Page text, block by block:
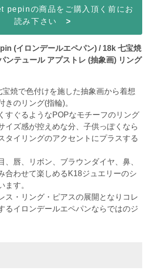
pepinの商品をご購入頂く前にお
読み下さい >
(イロンデールエペパン) / 18k 七宝焼
ンテュール アプストレ (抽象画) リング
宝焼で色付けを施した抽象画から着想
きのリング(指輪)。
すぐるようなPOPなモチーフのリング
イズ感が控えめな分、子供っぽくなら
タイリングのアクセントにプラスする
、唇、リボン、ブラウンダイヤ、鼻、
合わせて楽しめるK18ジュエリーのシ
ます。
ス・リング・ピアスの展開となりコレ
るイロンデールエペパンならではのジ